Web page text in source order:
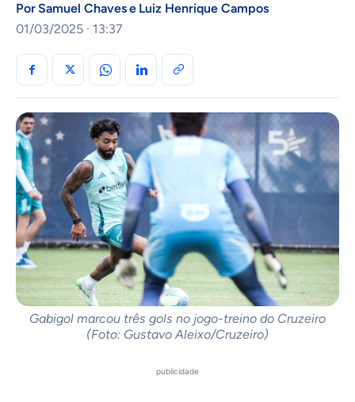
Por Samuel Chavese Luiz Henrique Campos
01/03/2025 · 13:37
Gabigol marcou três gols no jogo-treino do Cruzeiro
(Foto: Gustavo Aleixo/Cruzeiro)
publicidade